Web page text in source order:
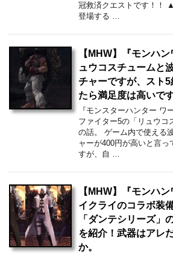
冠救済クエストです！！
登場する …
【MHW】『モンハ
ュウコスチュームと
チャーですが、スト
たら満足度は高いです
『モンスターハンター ワ
ファイター5の「リュウコ
の話。 ゲーム内で使える
ャーが400円が高いと言っ
すが、自 …
【MHW】『モンハ
イクライのコラボ装
「ダンテシリーズ」
を紹介！武器はアレ
か。